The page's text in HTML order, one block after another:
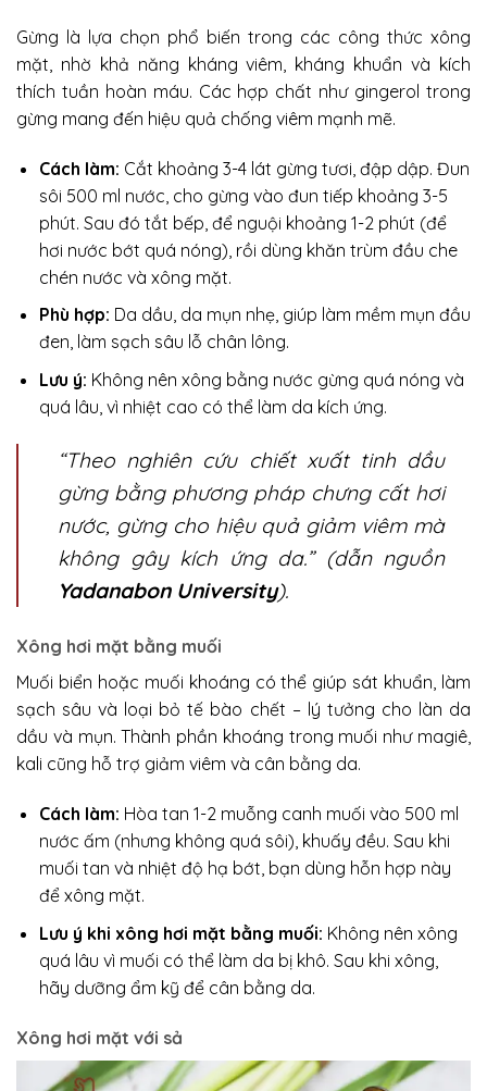
Gừng là lựa chọn phổ biến trong các công thức xông
mặt, nhờ khả năng kháng viêm, kháng khuẩn và kích
thích tuần hoàn máu. Các hợp chất như gingerol trong
gừng mang đến hiệu quả chống viêm mạnh mẽ.
Cách làm: Cắt khoảng 3-4 lát gừng tươi, đập dập. Đun
sôi 500 ml nước, cho gừng vào đun tiếp khoảng 3-5
phút. Sau đó tắt bếp, để nguội khoảng 1-2 phút (để
hơi nước bớt quá nóng), rồi dùng khăn trùm đầu che
chén nước và xông mặt.
Phù hợp: Da dầu, da mụn nhẹ, giúp làm mềm mụn đầu
đen, làm sạch sâu lỗ chân lông.
Lưu ý: Không nên xông bằng nước gừng quá nóng và
quá lâu, vì nhiệt cao có thể làm da kích ứng.
“Theo nghiên cứu chiết xuất tinh dầu
gừng bằng phương pháp chưng cất hơi
nước, gừng cho hiệu quả giảm viêm mà
không gây kích ứng da.” (dẫn nguồn
Yadanabon University).
Xông hơi mặt bằng muối
Muối biển hoặc muối khoáng có thể giúp sát khuẩn, làm
sạch sâu và loại bỏ tế bào chết – lý tưởng cho làn da
dầu và mụn. Thành phần khoáng trong muối như magiê,
kali cũng hỗ trợ giảm viêm và cân bằng da.
Cách làm: Hòa tan 1-2 muỗng canh muối vào 500 ml
nước ấm (nhưng không quá sôi), khuấy đều. Sau khi
muối tan và nhiệt độ hạ bớt, bạn dùng hỗn hợp này
để xông mặt.
Lưu ý khi xông hơi mặt bằng muối: Không nên xông
quá lâu vì muối có thể làm da bị khô. Sau khi xông,
hãy dưỡng ẩm kỹ để cân bằng da.
Xông hơi mặt với sả